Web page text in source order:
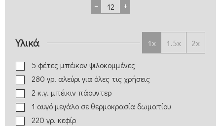
–
+
Υλικά 1x 1.5x 2x
5 φέτεςμπέικον ψιλοκομμένες
280 γρ. αλεύρι για όλες τις χρήσεις
2 κ.γ. μπέικιν πάουντερ
1 αυγό μεγάλο σε θερμοκρασία δωματίου
220 γρ. κεφίρ